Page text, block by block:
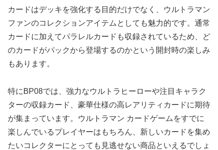
カードはデッキを強化する目的だけでなく、ウルトラマン
ファンのコレクションアイテムとしても魅力的です。通常
カードに加えてパラレルカードも収録されているため、ど
のカードがパックから登場するのかという開封時の楽しみ
もあります。
特にBP08では、強力なウルトラヒーローや注目キャラク
ターの収録カード、豪華仕様の高レアリティカードに期待
が集まっています。ウルトラマン カードゲームをすでに
楽しんでいるプレイヤーはもちろん、新しいカードを集め
たいコレクターにとっても見逃せない商品といえるでしょ